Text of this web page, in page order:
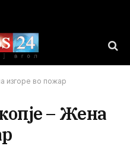
изгоре во пожар
– Жена